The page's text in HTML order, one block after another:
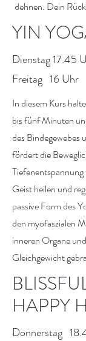
dehnen. Dein
YIN
Dienstag 17.45
Freitag 16 Uhr
In diesem Kurs
bis fünf Minuten
des Bindegewebes
fördert die
Geist heilen und
passive Form des
den myofaszialen
inneren Organe
Gleichgewicht
HAPPY
Donnerstag